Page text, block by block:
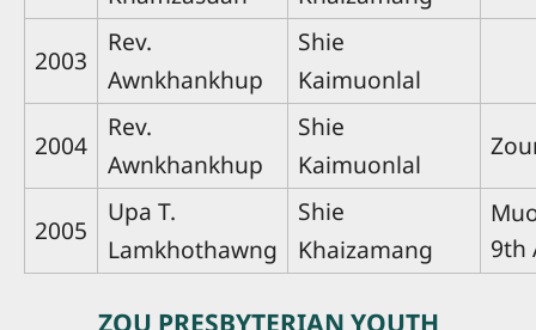
2003
Rev.
Awnkhankhup
Shie
Kaimuonlal
2004
Rev.
Awnkhankhup
Shie
Kaimuonlal
2005
Upa T.
Lamkhothawng
Shie
Khaizamang
9th
ZOU PRESBYTERIAN YOUTH